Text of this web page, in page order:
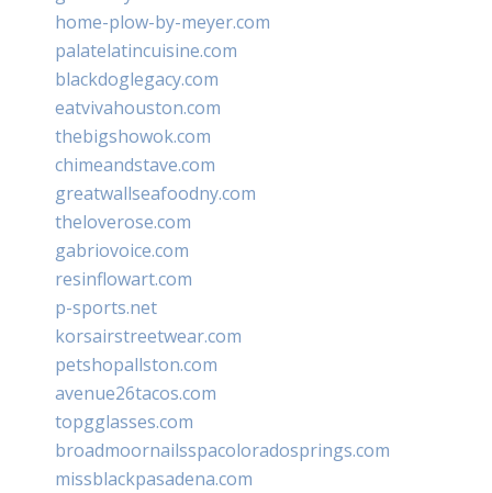
home-plow-by-meyer.com
palatelatincuisine.com
blackdoglegacy.com
eatvivahouston.com
thebigshowok.com
chimeandstave.com
greatwallseafoodny.com
theloverose.com
gabriovoice.com
resinflowart.com
p-sports.net
korsairstreetwear.com
petshopallston.com
avenue26tacos.com
topgglasses.com
broadmoornailsspacoloradosprings.com
missblackpasadena.com